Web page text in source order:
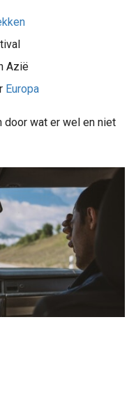
Azië
Europa
door wat er wel en niet